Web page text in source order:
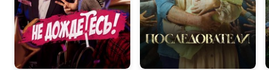
5.6 6.8